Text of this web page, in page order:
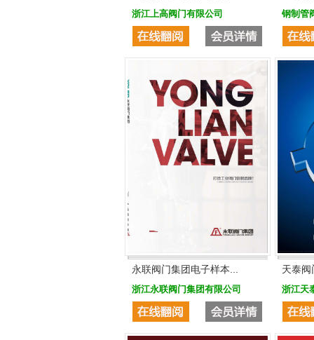
浙江上高阀门有限公司 钢制管
永联阀门集团电子样本...
浙江永联阀门集团有限公司
天泰阀
浙江天